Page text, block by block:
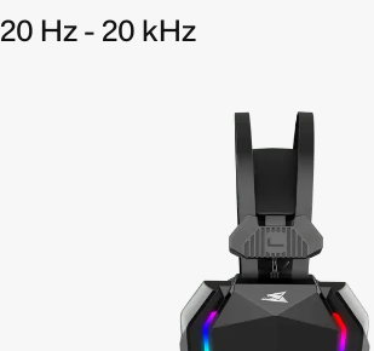
20 Hz - 20 kHz